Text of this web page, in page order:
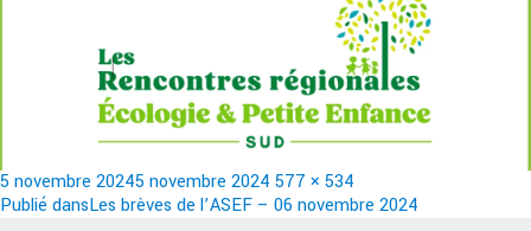
Publié
le
5 novembre 20245 novembre 2024 Taille
réelle
577 × 534
Navigation
Publié dansLes brèves de l’ASEF – 06 novembre 2024